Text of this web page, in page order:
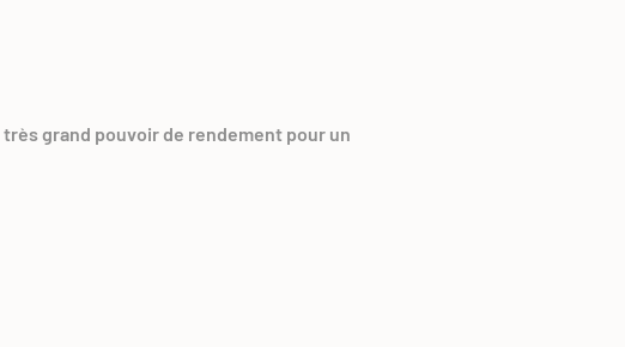
très grand pouvoir de rendement pour un